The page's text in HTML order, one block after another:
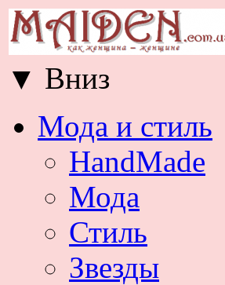
▼ Вниз
Мода и стиль
HandMade
Мода
Стиль
Звезды